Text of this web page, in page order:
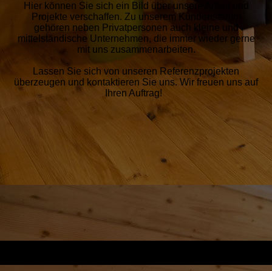
Hier können Sie sich ein Bild über unsere Arbeit und
Projekte verschaffen. Zu unserem Kundenstamm
gehören neben Privatpersonen auch kleine und
mittelständische Unternehmen, die immer wieder gerne
mit uns zusammenarbeiten.
Lassen Sie sich von unseren Referenzprojekten
überzeugen und kontaktieren Sie uns. Wir freuen uns auf
Ihren Auftrag!